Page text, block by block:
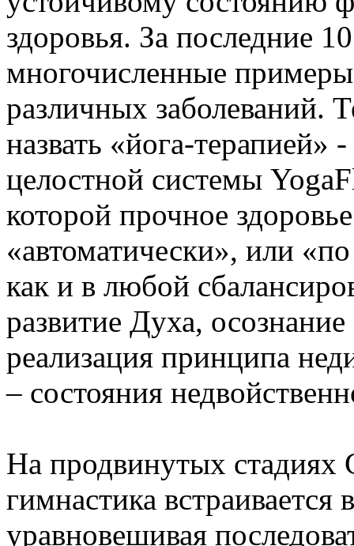
здоровья. За последние
многочисленные
различных заболеваний.
назвать «йога-
целостной системы
которой прочное
«автоматически», или
как и в любой
развитие Духа,
реализация принципа
– состояния
На продвинутых стадиях
гимнастика
уравновешивая